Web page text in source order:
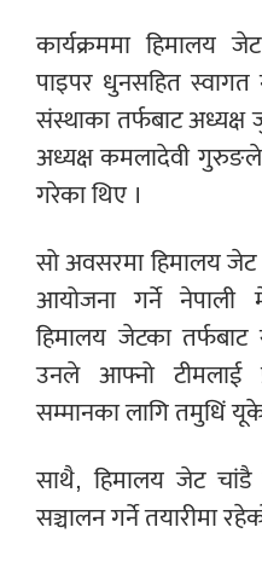
कार्यक्रममा हिमालय
पाइपर धुनसहित स्वागत
संस्थाका तर्फबाट
अध्यक्ष कमलादेवी
गरेका थिए ।
सो अवसरमा हिमालय
आयोजना गर्ने नेपाली
हिमालय जेटका तर्फबाट
उनले आफ्नो टीमलाई
सम्मानका लागि तमुधिं
साथै, हिमालय जेट चांडै
सञ्चालन गर्ने तयारीमा